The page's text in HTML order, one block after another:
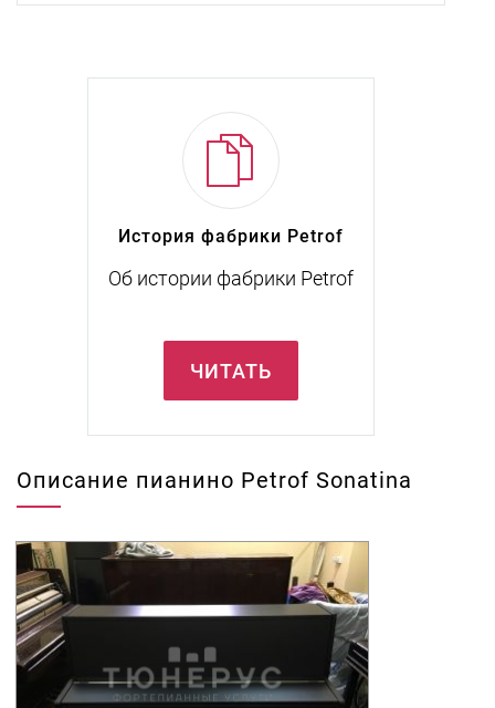
Описание пианино Petrof Sonatina
История фабрики Petrof
Об истории фабрики Petrof
ЧИТАТЬ